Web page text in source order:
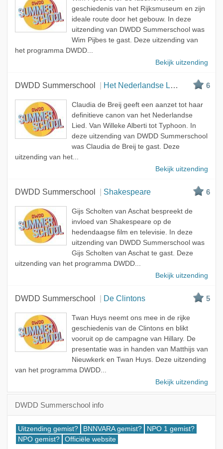
geschiedenis van het Rijksmuseum en zijn
ideale route door het gebouw. In deze
uitzending van DWDD Summerschool was
Wim Pijbes te gast. Deze uitzending van
het programma DWDD...
Bekijk uitzending
DWDD Summerschool Het Nederlandse Lied 6
Claudia de Breij geeft een aanzet tot haar
definitieve canon van het Nederlandse
Lied. Van Willeke Alberti tot Typhoon. In
deze uitzending van DWDD Summerschool
was Claudia de Breij te gast. Deze
uitzending van het...
Bekijk uitzending
DWDD Summerschool Shakespeare 6
Gijs Scholten van Aschat bespreekt de
invloed van Shakespeare op de
hedendaagse film en televisie. In deze
uitzending van DWDD Summerschool was
Gijs Scholten van Aschat te gast. Deze
uitzending van het programma DWDD...
Bekijk uitzending
DWDD Summerschool De Clintons 5
Twan Huys neemt ons mee in de rijke
geschiedenis van de Clintons en blikt
vooruit op de campagne van Hillary. De
presentatie was in handen van Matthijs van
Nieuwkerk en Twan Huys. Deze uitzending
van het programma DWDD...
Bekijk uitzending
DWDD Summerschool info
Uitzending gemist? BNNVARA gemist?
NPO 1 gemist?
NPO gemist?
Officiële website